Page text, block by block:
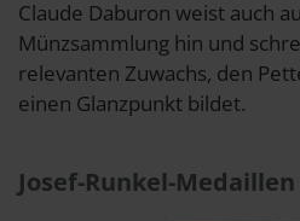
Claude Daburon weist auch
Münzsammlung hin und
relevanten Zuwachs, den
einen Glanzpunkt bildet.
Josef-Runkel-Medaillen